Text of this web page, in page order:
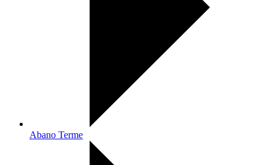
Abano Terme